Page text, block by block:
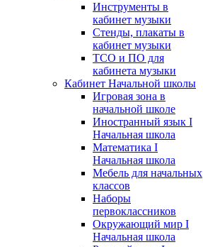
Инструменты в
кабинет музыки
Стенды, плакаты в
кабинет музыки
ТСО и ПО для
кабинета музыки
Кабинет Начальной школы
Игровая зона в
начальной школе
Иностранный язык I
Начальная школа
Математика I
Начальная школа
Мебель для начальных
классов
Наборы
первоклассников
Окружающий мир I
Начальная школа